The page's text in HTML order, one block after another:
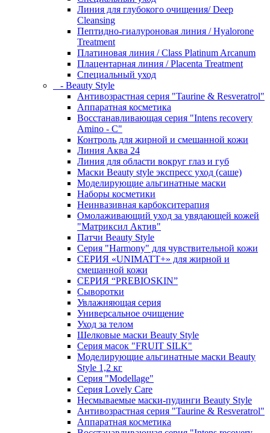
Линия для глубокого очищения/ Deep
Cleansing
Пептидно-гиалуроновая линия / Hyalorone
Treatment
Платиновая линия / Class Platinum Arcanum
Плацентарная линия / Placenta Treatment
Специальный уход
- Beauty Style
Антивозрастная серия "Taurine & Resveratrol"
Аппаратная косметика
Восстанавливающая серия "Intens recovery
Amino - C"
Контроль для жирной и смешанной кожи
Линия Аква 24
Линия для области вокруг глаз и губ
Маски Beauty style экспресс уход (саше)
Моделирующие альгинатные маски
Наборы косметики
Неинвазивная карбокситерапия
Омолаживающий уход за увядающей кожей
"Матриксил Актив"
Патчи Beauty Style
Серия "Harmony" для чувствительной кожи
СЕРИЯ «UNIMATT+» для жирной и
смешанной кожи
СЕРИЯ “PREBIOSKIN”
Сыворотки
Увлажняющая серия
Универсальное очищение
Уход за телом
Шелковые маски Beauty Style
Серия масок "FRUIT SILK"
Моделирующие альгинатные маски Beauty
Style 1,2 кг
Серия "Modellage"
Cерия Lovely Care
Несмываемые маски-пудинги Beauty Style
Антивозрастная серия "Taurine & Resveratrol"
Аппаратная косметика